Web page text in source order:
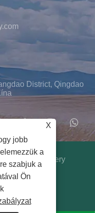
District, Qingdao
Glory Machinery
Adatvédelmi
X
jobb
a
szabjuk a
Ön